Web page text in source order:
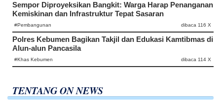
Sempor Diproyeksikan Bangkit: Warga Harap Penanganan
Kemiskinan dan Infrastruktur Tepat Sasaran
#Pembangunan dibaca 116 X
Polres Kebumen Bagikan Takjil dan Edukasi Kamtibmas di
Alun-alun Pancasila
#Khas Kebumen dibaca 114 X
TENTANG ON NEWS